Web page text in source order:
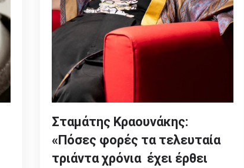
Σταμάτης Κραουνάκης:
«Πόσες φορές τα τελευταία
τριάντα χρόνια έχει έρθει